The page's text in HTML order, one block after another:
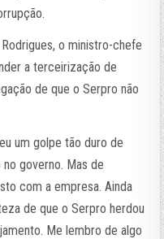
o ministro-chefe
a terceirização de
de que o Serpro não
um golpe tão duro de
governo. Mas de
com a empresa. Ainda
de que o Serpro herdou
Me lembro de algo